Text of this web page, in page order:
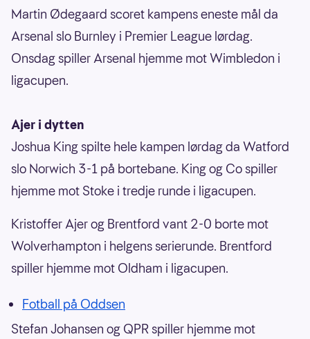
Martin Ødegaard scoret kampens eneste mål da
Arsenal slo Burnley i Premier League lørdag.
Onsdag spiller Arsenal hjemme mot Wimbledon i
ligacupen.
Ajer i dytten
Joshua King spilte hele kampen lørdag da Watford
slo Norwich 3-1 på bortebane. King og Co spiller
hjemme mot Stoke i tredje runde i ligacupen.
Kristoffer Ajer og Brentford vant 2-0 borte mot
Wolverhampton i helgens serierunde. Brentford
spiller hjemme mot Oldham i ligacupen.
Fotball på Oddsen
Stefan Johansen og QPR spiller hjemme mot